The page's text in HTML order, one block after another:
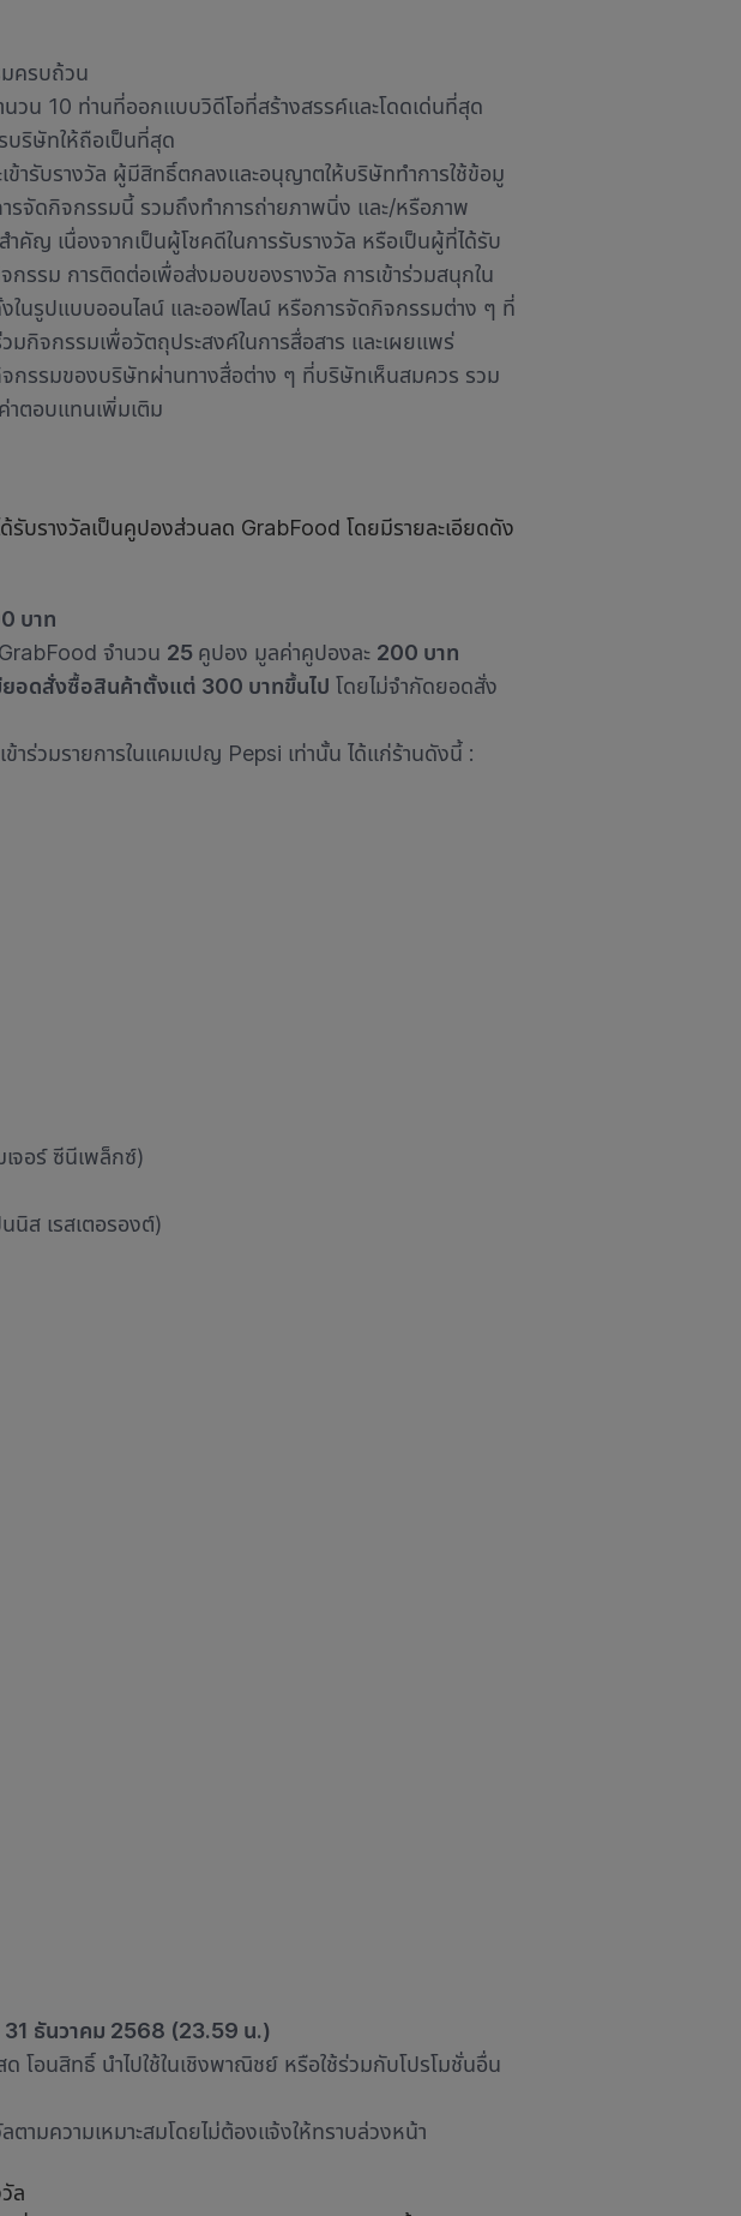
ครบถ้วน
วน 10 ท่านที่ออกแบบวิดีโอที่สร้างสรรค์และโดดเด่นที่สุด
บริษัทให้ถือเป็นที่สุด
ข้ารับรางวัล ผู้มีสิทธิ์ตกลงและอนุญาตให้บริษัททำการใช้ข้อมู
รจัดกิจกรรมนี้ รวมถึงทำการถ่ายภาพนิ่ง และ/หรือภาพ
คัญ เนื่องจากเป็นผู้โชคดีในการรับรางวัล หรือเป็นผู้ที่ได้รับ
กรรม การติดต่อเพื่อส่งมอบของรางวัล การเข้าร่วมสนุกใน
นรูปแบบออนไลน์ และออฟไลน์ หรือการจัดกิจกรรมต่าง ๆ ที่
กิจกรรมเพื่อวัตถุประสงค์ในการสื่อสาร และเผยแพร่
กรรมของบริษัทผ่านทางสื่อต่าง ๆ ที่บริษัทเห็นสมควร รวม
าตอบแทนเพิ่มเติม
รับรางวัลเป็นคูปองส่วนลด GrabFood โดยมีรายละเอียดดัง
บาท
จำนวน 25 คูปอง มูลค่าคูปองละ 200 บาท
ยอดสั่งซื้อสินค้าตั้งแต่ 300 บาทขึ้นไป โดยไม่จำกัดยอดสั่ง
าร่วมรายการในแคมเปญ Pepsi เท่านั้น ได้แก่ร้านดังนี้ :
จอร์ ซีนีเพล็กซ์)
ส เรสเตอรองต์)
31 ธันวาคม 2568 (23.59 น.)
โอนสิทธิ์ นำไปใช้ในเชิงพาณิชย์ หรือใช้ร่วมกับโปรโมชั่นอื่น
ามความเหมาะสมโดยไม่ต้องแจ้งให้ทราบล่วงหน้า
ล